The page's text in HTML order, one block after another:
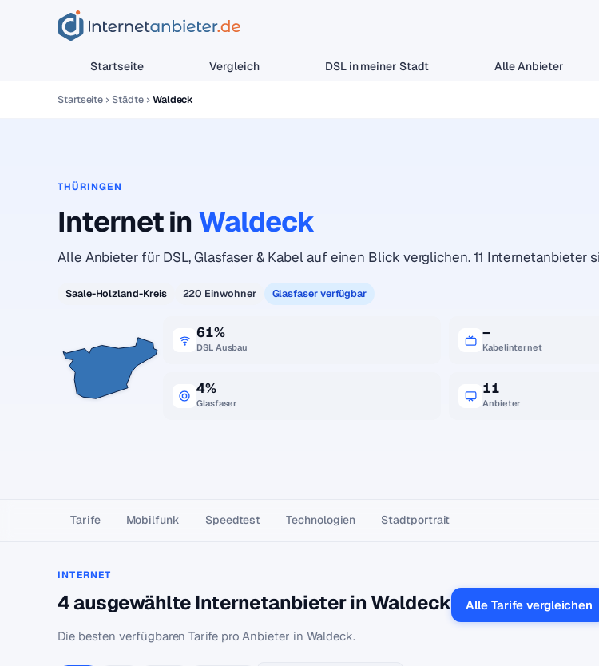
Startseite Vergleich DSL in meiner Stadt Alle Anbieter
Startseite Städte Waldeck
THÜRINGEN
Internet in Waldeck
Alle Anbieter für DSL, Glasfaser & Kabel auf einen Blick verglichen. 11 Internetanbieter
Saale-Holzland-Kreis 220 Einwohner Glasfaser verfügbar
61%
DSL Ausbau
–
Kabelinternet
4%
Glasfaser
11
Anbieter
Tarife Mobilfunk Speedtest Technologien Stadtportrait
INTERNET
4 ausgewählte Internetanbieter in Waldeck Alle Tarife vergleichen
Die besten verfügbaren Tarife pro Anbieter in Waldeck.